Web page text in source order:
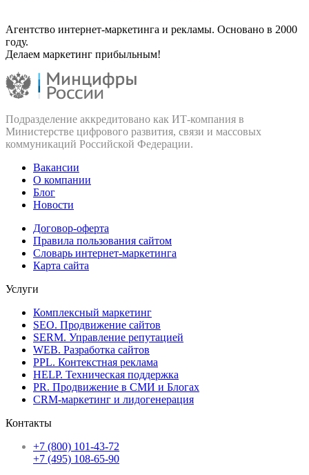
Агентство интернет-маркетинга и рекламы. Основано в 2000
году.
Делаем маркетинг прибыльным!
Подразделение аккредитовано как ИТ‑компания в
Министерстве цифрового развития, связи и массовых
коммуникаций Российской Федерации.
Вакансии
О компании
Блог
Новости
Договор-оферта
Правила пользования сайтом
Словарь интернет-маркетинга
Карта сайта
Услуги
Комплексный маркетинг
SEO. Продвижение сайтов
SERM. Управление репутацией
WEB. Разработка сайтов
PPL. Контекстная реклама
HELP. Техническая поддержка
PR. Продвижение в СМИ и Блогах
CRM-маркетинг и лидогенерация
Контакты
+7 (800) 101-43-72
+7 (495) 108-65-90